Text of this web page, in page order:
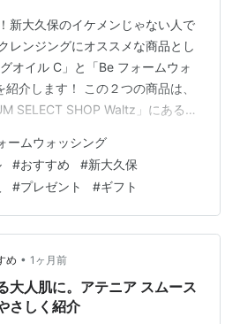
新大久保のイケメンじゃない人で
レンジングにオススメな商品とし
オイル C」と「Be フォームウォ
介します！ この２つの商品は、
SELECT SHOP Waltz」にある人
さについてお話します。 女性で
化粧水や美容液にこだわってい
実際に、化粧水や美容液は、と
しかし、それに匹敵するほどに、
大切なのです。 適切なクレンジン
ームウォッシング
#おすすめ #新大久保
#プレゼント #ギフト
め • 1ヶ月前
大人肌に。アテニア スムース
さしく紹介